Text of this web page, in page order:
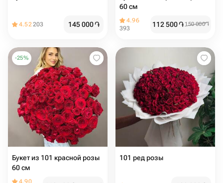
4.52203 145 000֏
60 см
4.96
393
112 500֏ 150 000֏
-25%
Букет из 101 красной розы
60 см
4.90
101 ред розы